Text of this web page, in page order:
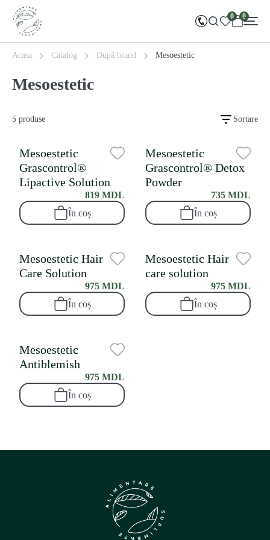
0 0
Acasa Catalog După brand Mesoestetic
Mesoestetic
5 produse Sortare
Mesoestetic
Grascontrol®
Lipactive Solution
819 MDL
În coș
Mesoestetic
Grascontrol® Detox
Powder
735 MDL
În coș
Mesoestetic Hair
Care Solution
975 MDL
În coș
Mesoestetic Hair
care solution
975 MDL
În coș
Mesoestetic
Antiblemish
975 MDL
În coș